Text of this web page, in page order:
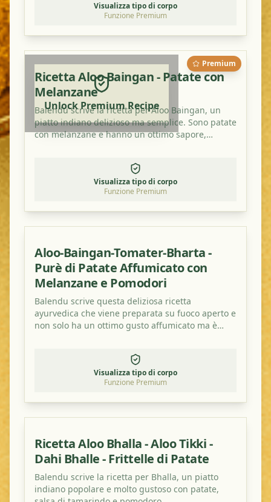
Visualizza tipo di corpo
Funzione Premium
Premium
Unlock Premium Recipe
Ricetta Aloo Baingan - Patate con
Melanzane
Balendu scrive la ricetta per Aloo Baingan, un
piatto indiano delizioso ma semplice. Sono patate
con melanzane e hanno un ottimo sapore,
Visualizza tipo di corpo
Funzione Premium
Aloo-Baingan-Tomater-Bharta -
Purè di Patate Affumicato con
Melanzane e Pomodori
Balendu scrive questa deliziosa ricetta
ayurvedica che viene preparata su fuoco aperto e
non solo ha un ottimo gusto affumicato ma è
Visualizza tipo di corpo
Funzione Premium
Ricetta Aloo Bhalla - Aloo Tikki -
Dahi Bhalle - Frittelle di Patate
Balendu scrive la ricetta per Bhalla, un piatto
indiano popolare e molto gustoso con patate,